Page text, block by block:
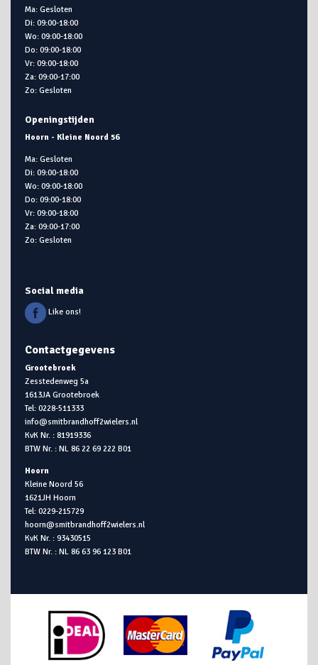
Ma: Gesloten
Di: 09:00-18:00
Wo: 09:00-18:00
Do: 09:00-18:00
Vr: 09:00-18:00
Za: 09:00-17:00
Zo: Gesloten
Openingstijden
Hoorn - Kleine Noord 56
Ma: Gesloten
Di: 09:00-18:00
Wo: 09:00-18:00
Do: 09:00-18:00
Vr: 09:00-18:00
Za: 09:00-17:00
Zo: Gesloten
Social media
Like ons!
Contactgegevens
Grootebroek
Zesstedenweg 5a
1613JA Grootebroek
Tel: 0228-511333
info@smitbrandhoff2wielers.nl
KvK Nr. : 81919336
BTW Nr. : NL 86 22 69 222 B01
Hoorn
Kleine Noord 56
1621JH Hoorn
Tel: 0229-215729
hoorn@smitbrandhoff2wielers.nl
KvK Nr. : 93430515
BTW Nr. : NL 86 63 96 123 B01